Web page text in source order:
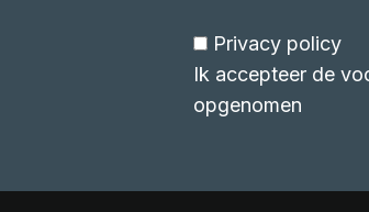
Privacy policy
Ik accepteer de
opgenomen